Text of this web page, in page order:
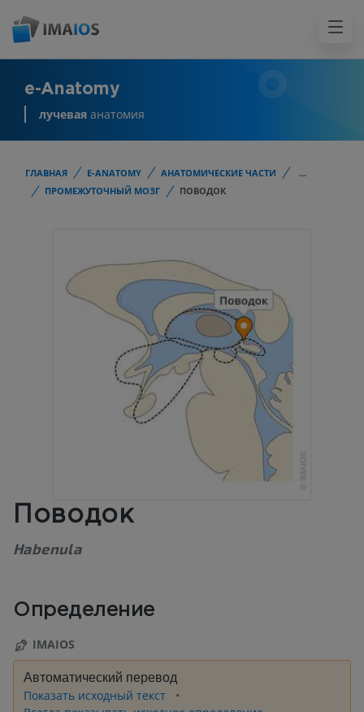
e-Anatomy
лучевая анатомия
ГЛАВНАЯ E-ANATOMY АНАТОМИЧЕСКИЕ ЧАСТИ
...
ПРОМЕЖУТОЧНЫЙ МОЗГ
ПОВОДОК
Поводок
Habenula
Определение
IMAIOS
Автоматический перевод
Показать исходный текст